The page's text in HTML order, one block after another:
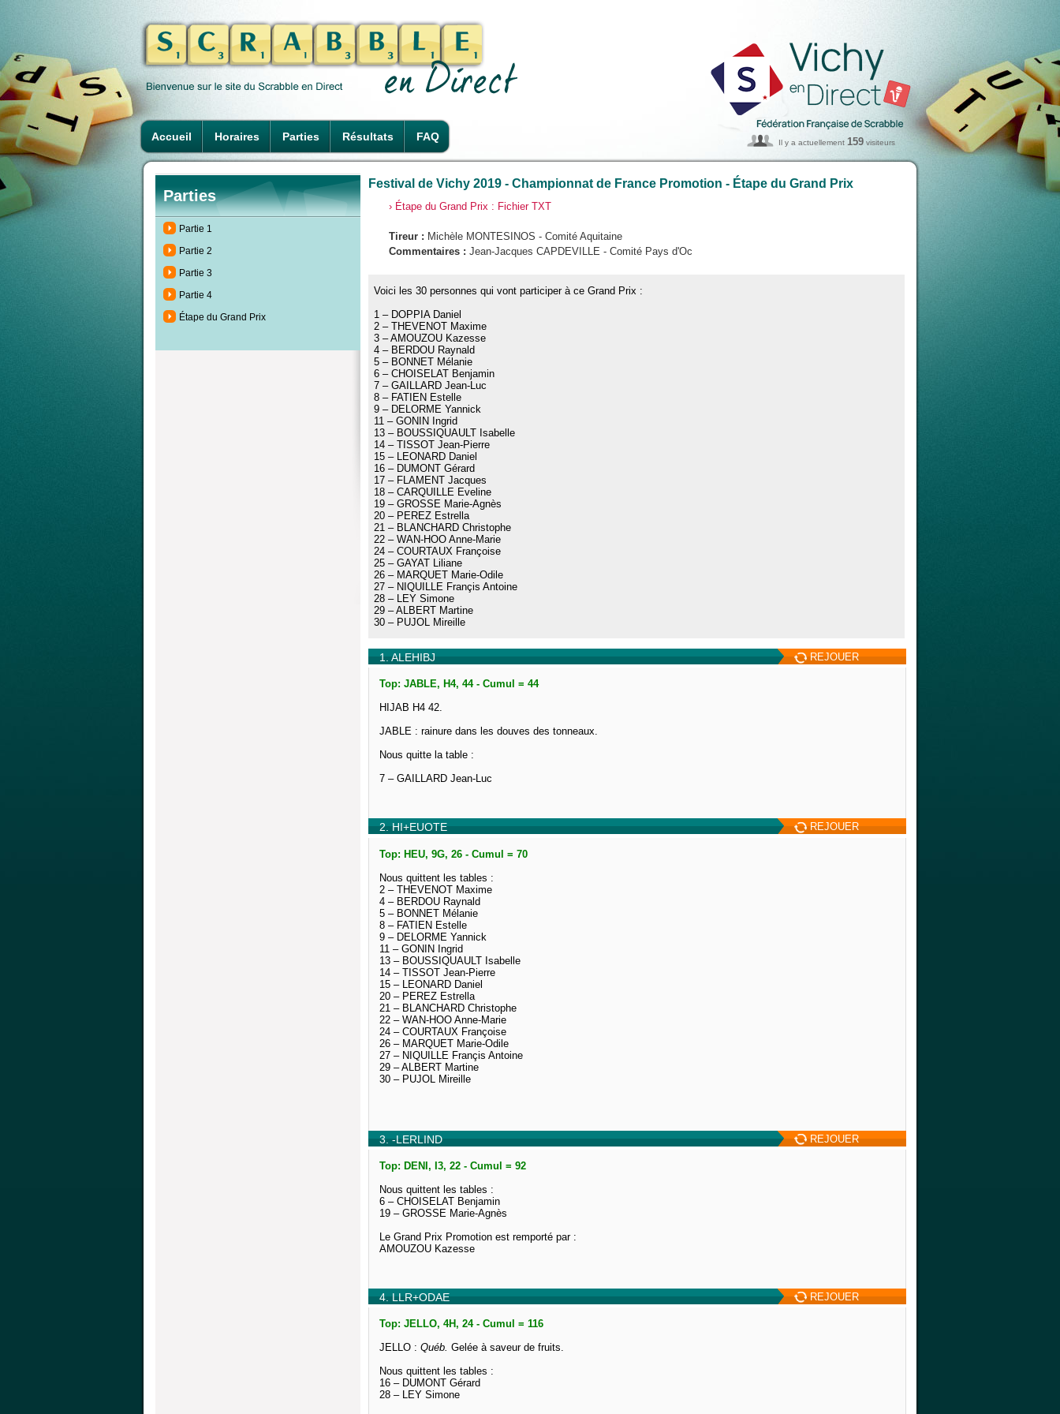
Accueil Horaires Parties Résultats FAQ Il y a actuellement 159 visiteurs
Parties
Partie 1
Partie 2
Partie 3
Partie 4
Étape du Grand Prix
Festival de Vichy 2019 - Championnat de France Promotion - Étape du Grand Prix
› Étape du Grand Prix : Fichier TXT
Tireur : Michèle MONTESINOS - Comité Aquitaine
Commentaires : Jean-Jacques CAPDEVILLE - Comité Pays d'Oc
Voici les 30 personnes qui vont participer à ce Grand Prix :
1 – DOPPIA Daniel
2 – THEVENOT Maxime
3 – AMOUZOU Kazesse
4 – BERDOU Raynald
5 – BONNET Mélanie
6 – CHOISELAT Benjamin
7 – GAILLARD Jean-Luc
8 – FATIEN Estelle
9 – DELORME Yannick
11 – GONIN Ingrid
13 – BOUSSIQUAULT Isabelle
14 – TISSOT Jean-Pierre
15 – LEONARD Daniel
16 – DUMONT Gérard
17 – FLAMENT Jacques
18 – CARQUILLE Eveline
19 – GROSSE Marie-Agnès
20 – PEREZ Estrella
21 – BLANCHARD Christophe
22 – WAN-HOO Anne-Marie
24 – COURTAUX Françoise
25 – GAYAT Liliane
26 – MARQUET Marie-Odile
27 – NIQUILLE Françis Antoine
28 – LEY Simone
29 – ALBERT Martine
30 – PUJOL Mireille
1. ALEHIBJ REJOUER
Top: JABLE, H4, 44 - Cumul = 44
HIJAB H4 42.
JABLE : rainure dans les douves des tonneaux.
Nous quitte la table :
7 – GAILLARD Jean-Luc
2. HI+EUOTE REJOUER
Top: HEU, 9G, 26 - Cumul = 70
Nous quittent les tables :
2 – THEVENOT Maxime
4 – BERDOU Raynald
5 – BONNET Mélanie
8 – FATIEN Estelle
9 – DELORME Yannick
11 – GONIN Ingrid
13 – BOUSSIQUAULT Isabelle
14 – TISSOT Jean-Pierre
15 – LEONARD Daniel
20 – PEREZ Estrella
21 – BLANCHARD Christophe
22 – WAN-HOO Anne-Marie
24 – COURTAUX Françoise
26 – MARQUET Marie-Odile
27 – NIQUILLE Françis Antoine
29 – ALBERT Martine
30 – PUJOL Mireille
3. -LERLIND REJOUER
Top: DENI, I3, 22 - Cumul = 92
Nous quittent les tables :
6 – CHOISELAT Benjamin
19 – GROSSE Marie-Agnès
Le Grand Prix Promotion est remporté par :
AMOUZOU Kazesse
4. LLR+ODAE REJOUER
Top: JELLO, 4H, 24 - Cumul = 116
JELLO : Québ. Gelée à saveur de fruits.
Nous quittent les tables :
16 – DUMONT Gérard
28 – LEY Simone